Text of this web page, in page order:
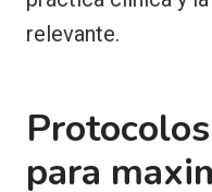
relevante.
para